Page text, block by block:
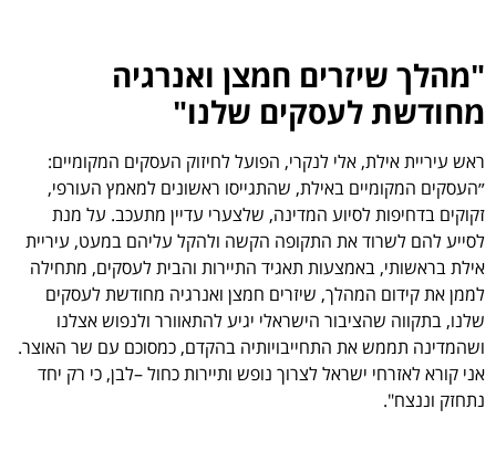
"מהלך שיזרים חמצן ואנרגיה
מחודשת לעסקים שלנו"
ראש עיריית אילת, אלי לנקרי, הפועל לחיזוק העסקים המקומיים:
״העסקים המקומיים באילת, שהתגייסו ראשונים למאמץ העורפי,
זקוקים בדחיפות לסיוע המדינה, שלצערי עדיין מתעכב. על מנת
לסייע להם לשרוד את התקופה הקשה ולהקל עליהם במעט, עיריית
אילת בראשותי, באמצעות תאגיד התיירות והבית לעסקים, מתחילה
לממן את קידום המהלך, שיזרים חמצן ואנרגיה מחודשת לעסקים
שלנו, בתקווה שהציבור הישראלי יגיע להתאוורר ולנפוש אצלנו
ושהמדינה תממש את התחייבויותיה בהקדם, כמסוכם עם שר האוצר.
אני קורא לאזרחי ישראל לצרוך נופש ותיירות כחול –לבן, כי רק יחד
נתחזק וננצח".